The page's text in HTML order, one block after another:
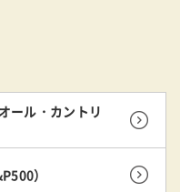
ール・カントリ
）